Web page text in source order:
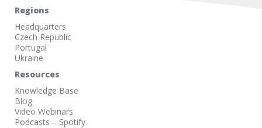
Regions
Headquarters
Czech Republic
Portugal
Ukraine
Resources
Knowledge Base
Blog
Video Webinars
Podcasts – Spotify